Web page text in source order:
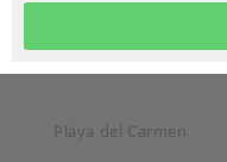
Playa del Carmen